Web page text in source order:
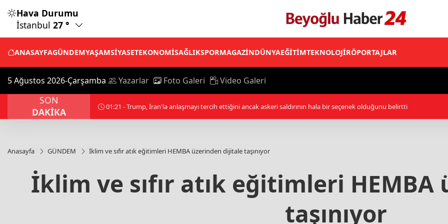
Hava Durumu
İstanbul 27 °
ANASAYFAGÜNDEMYAŞAMSİYASETEKONOMİSAĞLIKSPORMAGAZİNDÜNYAEĞİTİMTEKNOLOJİRÖPORTAJLAR
5 Ağustos 2026-Çarşamba Yazarlar Foto Galeri Video Galeri
SON
DAKİKA
00:01 - Filistin topraklarını gasbeden İsrailliler, işgal altındaki Batı Şeria’daki saldırılarını sürdürdü
Anasayfa GÜNDEM İklim ve sıfır atık eğitimleri HEMBA üzerinden dijitale taşınıyor
İklim ve sıfır atık eğitimleri
taşınıyor